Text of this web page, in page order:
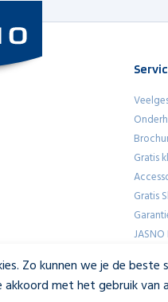
Gratis
Gratis
Zo kunnen we je de beste
met het gebruik van